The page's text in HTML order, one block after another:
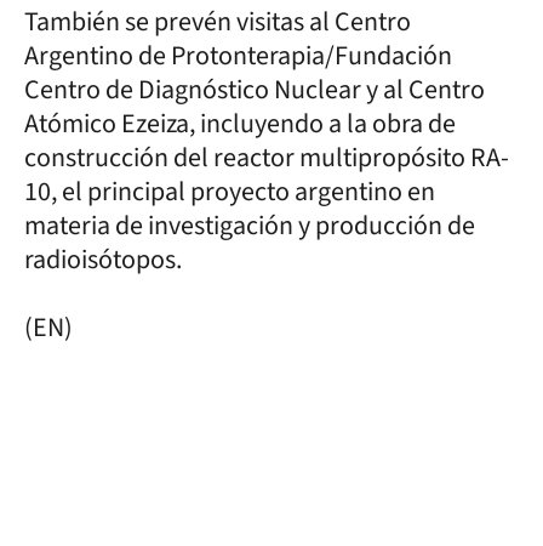
También se prevén visitas al Centro
Argentino de Protonterapia/Fundación
Centro de Diagnóstico Nuclear y al Centro
Atómico Ezeiza, incluyendo a la obra de
construcción del reactor multipropósito RA-
10, el principal proyecto argentino en
materia de investigación y producción de
radioisótopos.
(EN)